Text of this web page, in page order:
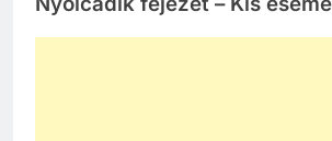
Nyolcadik fejezet – Kis